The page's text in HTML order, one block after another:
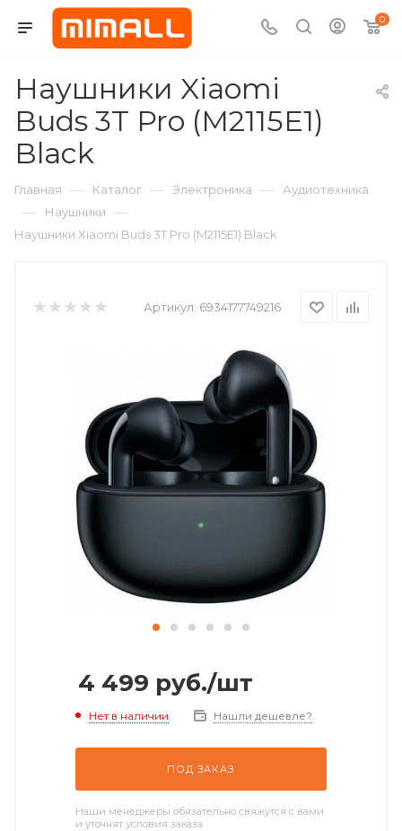
0
Наушники Xiaomi
Buds 3T Pro (M2115E1)
Black
Главная — Каталог — Электроника — Аудиотехника
— Наушники —
Наушники Xiaomi Buds 3T Pro (M2115E1) Black
Артикул: 6934177749216
4 499 руб./шт
Нет в наличии Нашли дешевле?
ПОД ЗАКАЗ
Наши менеджеры обязательно свяжутся с вами
и уточнят условия заказа